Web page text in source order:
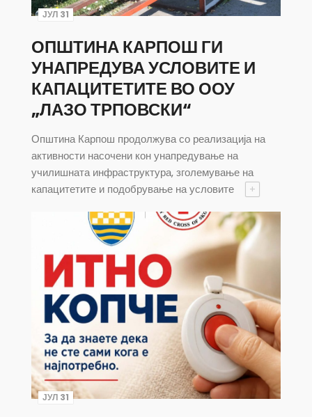
ЈУЛ 31
ОПШТИНА КАРПОШ ГИ
УНАПРЕДУВА УСЛОВИТЕ И
КАПАЦИТЕТИТЕ ВО ООУ
„ЛАЗО ТРПОВСКИ“
Општина Карпош продолжува со реализација на
активности насочени кон унапредување на
училишната инфраструктура, зголемување на
капацитетите и подобрување на условите
+
ЈУЛ 31